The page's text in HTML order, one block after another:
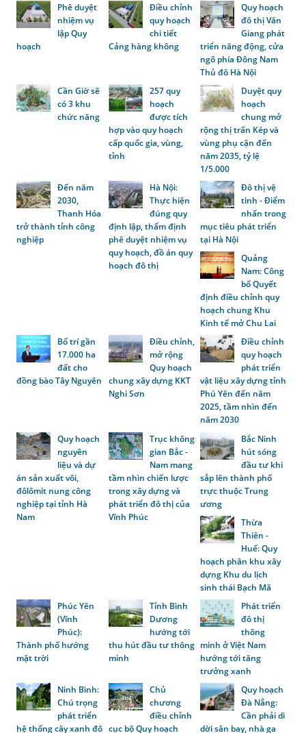
Phê duyệt
nhiệm vụ
lập Quy
hoạch
Điều chỉnh
quy hoạch
chi tiết
Cảng hàng không
Quy hoạch
đô thị Văn
Giang phát
triển năng động, cửa
ngõ phía Đông Nam
Thủ đô Hà Nội
Cần Giờ sẽ
có 3 khu
chức năng
257 quy
hoạch
được tích
hợp vào quy hoạch
cấp quốc gia, vùng,
tỉnh
Duyệt quy
hoạch
chung mở
rộng thị trấn Kép và
vùng phụ cận đến
năm 2035, tỷ lệ
1/5.000
Đến năm
2030,
Thanh Hóa
trở thành tỉnh công
nghiệp
Hà Nội:
Thực hiện
đúng quy
định lập, thẩm định
phê duyệt nhiệm vụ
quy hoạch, đồ án quy
hoạch đô thị
Đô thị vệ
tinh - Điểm
nhấn trong
mục tiêu phát triển
tại Hà Nội
Quảng
Nam: Công
bố Quyết
định điều chỉnh quy
hoạch chung Khu
Kinh tế mở Chu Lai
Bố trí gần
17.000 ha
đất cho
đồng bào Tây Nguyên
Điều chỉnh,
mở rộng
Quy hoạch
chung xây dựng KKT
Nghi Sơn
Điều chỉnh
quy hoạch
phát triển
vật liệu xây dựng tỉnh
Phú Yên đến năm
2025, tầm nhìn đến
năm 2030
Quy hoạch
nguyên
liệu và dự
án sản xuất vôi,
đôlômit nung công
nghiệp tại tỉnh Hà
Nam
Trục không
gian Bắc -
Nam mang
tầm nhìn chiến lược
trong xây dựng và
phát triển đô thị của
Vĩnh Phúc
Bắc Ninh
hút sóng
đầu tư khi
sắp lên thành phố
trực thuộc Trung
ương
Thừa
Thiên -
Huế: Quy
hoạch phân khu xây
dựng Khu du lịch
sinh thái Bạch Mã
Phúc Yên
(Vĩnh
Phúc):
Thành phố hướng
mặt trời
Tỉnh Bình
Dương
hướng tới
thu hút đầu tư thông
minh
Phát triển
đô thị
thông
minh ở Việt Nam
hướng tới tăng
trưởng xanh
Ninh Bình:
Chú trọng
phát triển
hệ thống cây xanh đô
Chủ
chương
điều chỉnh
cục bộ Quy hoạch
Quy hoạch
Đà Nẵng:
Cần phải di
dời sân bay, nhà ga